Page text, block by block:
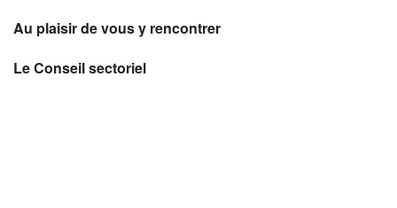
Au plaisir de vous y rencontrer
Le Conseil sectoriel